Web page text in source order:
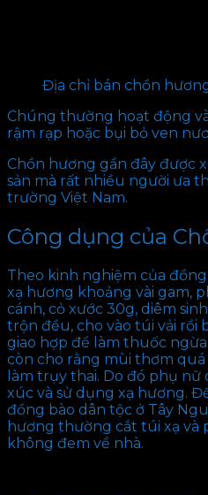
Địa chỉ bán chồn
Chúng thường hoạt động
rậm rạp hoặc bụi bỏ ven
Chồn hương gần đây được
sản mà rất nhiều người ưa
trường Việt Nam.
Công dụng của
Theo kinh nghiệm của
xạ hương khoảng vài gam,
cánh, cỏ xước 30g, diêm
trộn đều, cho vào túi vải rồi
giao hợp để làm thuốc
còn cho rằng mùi thơm
làm trụy thai. Do đó phụ
xúc và sử dụng xạ hương.
đồng bào dân tộc ở Tây
hương thường cắt túi xạ
không đem về nhà.